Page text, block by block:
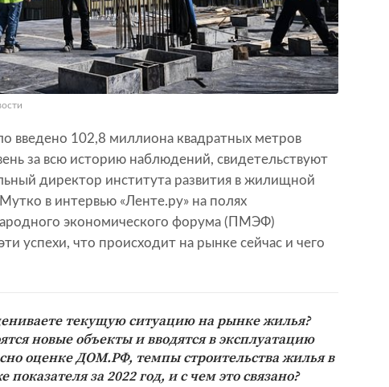
введено 102,8 миллиона квадратных метров
за всю историю наблюдений, свидетельствуют
директор института развития в жилищной
в интервью «Ленте.ру» на полях
экономического форума (ПМЭФ)
успехи, что происходит на рынке сейчас и чего
текущую ситуацию на рынке жилья?
новые объекты и вводятся в эксплуатацию
оценке ДОМ.РФ, темпы строительства жилья в
за 2022 год, и с чем это связано?